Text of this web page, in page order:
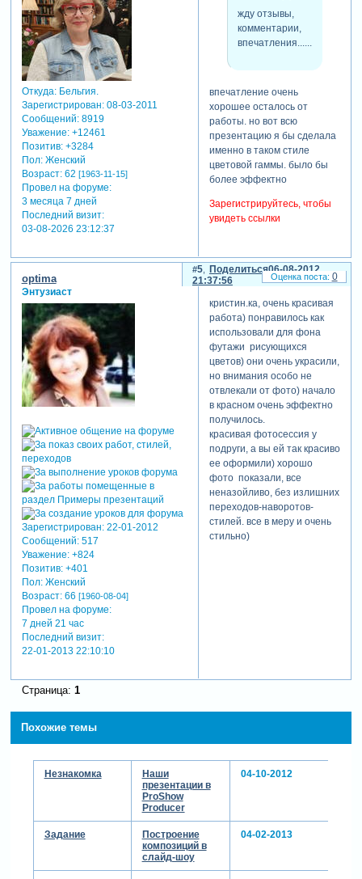
Откуда:Бельгия.
Зарегистрирован: 08-03-2011
Сообщений:8919
Уважение: +12461
Позитив: +3284
Пол:Женский
Возраст:62 [1963-11-15]
Провел на форуме:
3 месяца 7 дней
Последний визит:
03-08-2026 23:12:37
жду отзывы,
комментарии,
впечатления......
впечатление очень
хорошее осталось от
работы. но вот всю
презентацию я бы сделала
именно в таком стиле
цветовой гаммы. было бы
более эффектно
Зарегистрируйтесь, чтобы
увидеть ссылки
Поделиться
5
06-08-2012
21:37:56
optima
Энтузиаст
Зарегистрирован: 22-01-2012
Сообщений:517
Уважение: +824
Позитив: +401
Пол:Женский
Возраст:66 [1960-08-04]
Провел на форуме:
7 дней 21 час
Последний визит:
22-01-2013 22:10:10
кристин.ка, очень красивая
работа) понравилось как
использовали для фона
футажи рисующихся
цветов) они очень украсили,
но внимания особо не
отвлекали от фото) начало
в красном очень эффектно
получилось.
красивая фотосессия у
подруги, а вы ей так красиво
ее оформили) хорошо
фото показали, все
неназойливо, без излишних
переходов-наворотов-
стилей. все в меру и очень
стильно)
0
Страница: 1
Похожие темы
Незнакомка
Наши
презентации в
ProShow
Producer
04-10-2012
Задание
Построение
композиций в
слайд-шоу
04-02-2013